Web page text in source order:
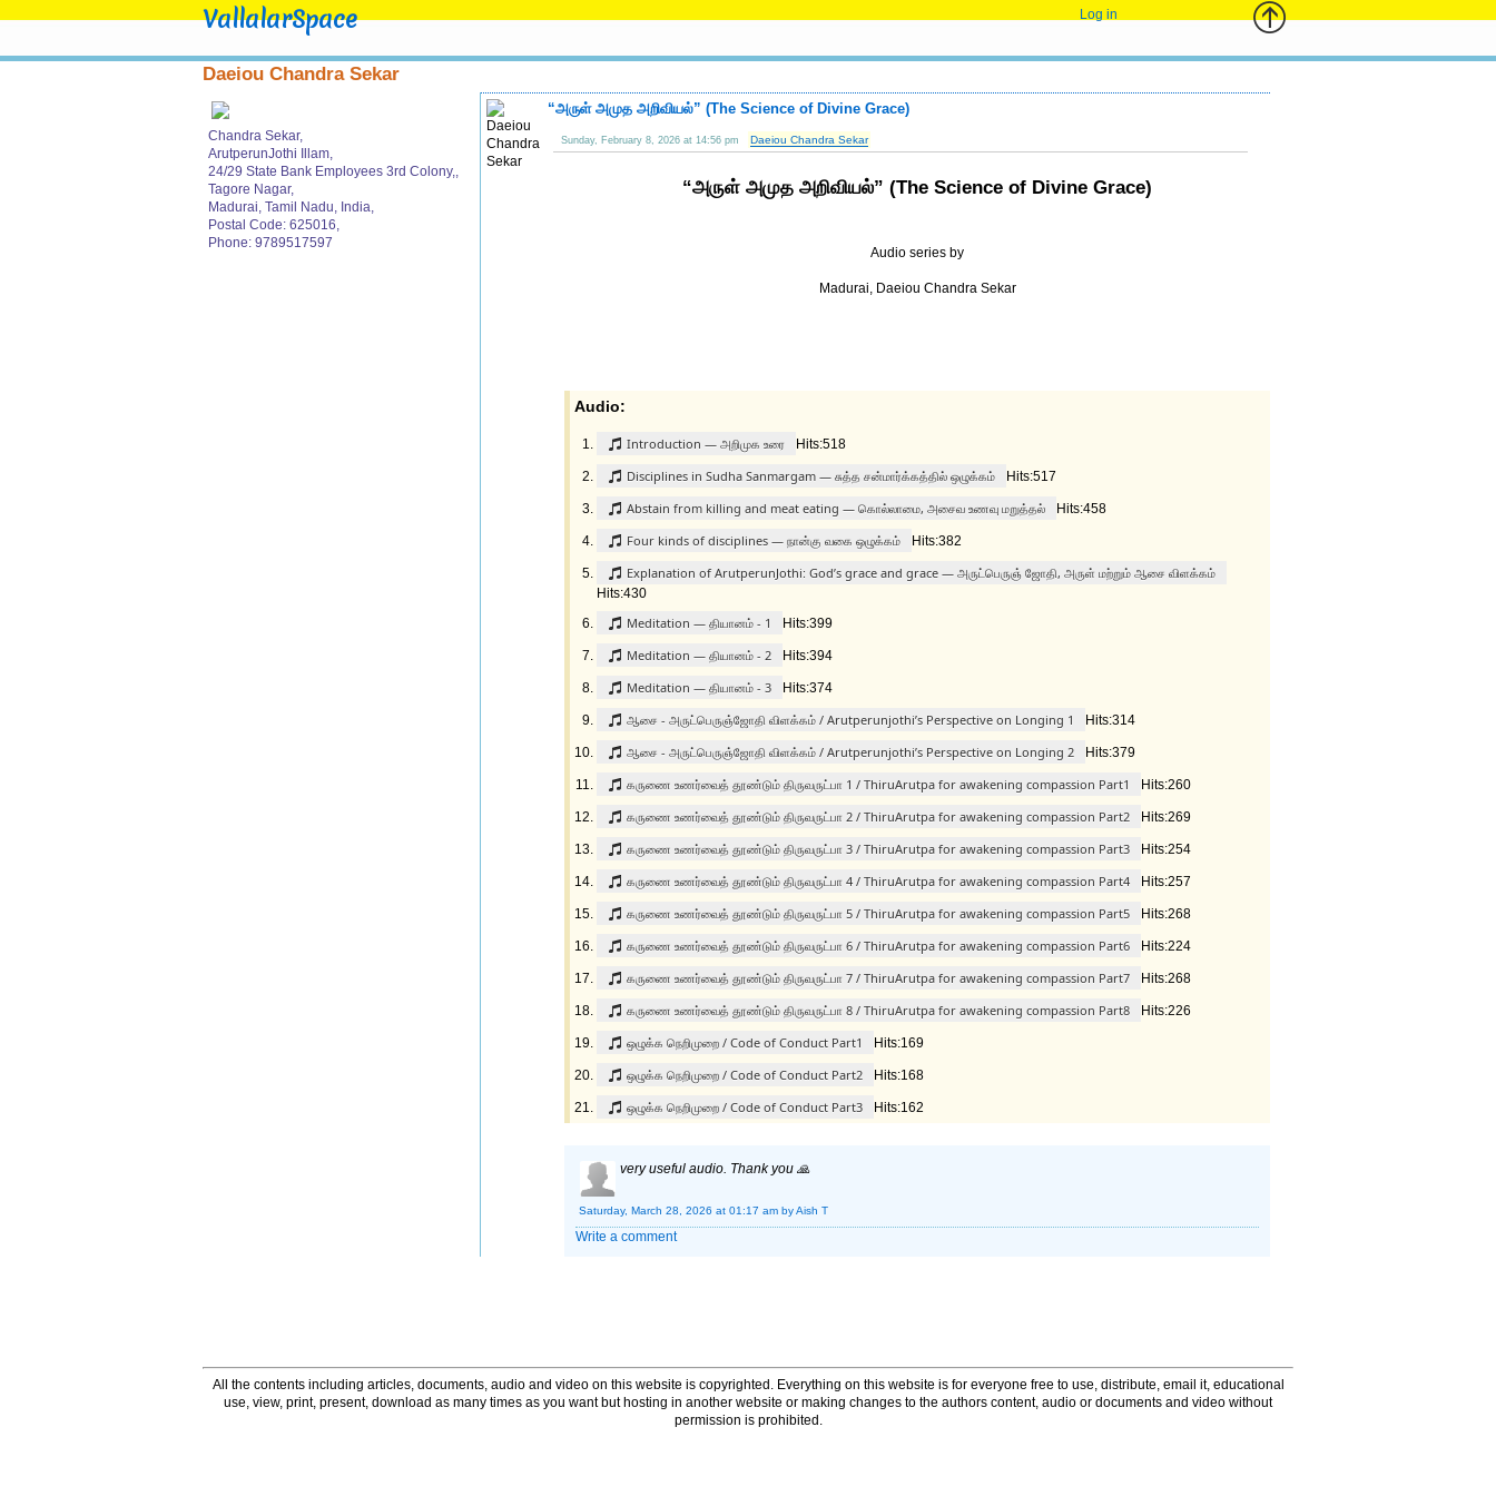
VallalarSpace Log in
Daeiou Chandra Sekar
Chandra Sekar,
ArutperunJothi Illam,
24/29 State Bank Employees 3rd Colony,,
Tagore Nagar,
Madurai, Tamil Nadu, India,
Postal Code: 625016,
Phone: 9789517597
“அருள் அமுத அறிவியல்” (The Science of Divine Grace)
Sunday, February 8, 2026 at 14:56 pm Daeiou Chandra Sekar
“அருள் அமுத அறிவியல்” (The Science of Divine Grace)
Audio series by
Madurai, Daeiou Chandra Sekar
Audio:
Introduction — அறிமுக உரை Hits:518
Disciplines in Sudha Sanmargam — சுத்த சன்மார்க்கத்தில் ஒழுக்கம் Hits:517
Abstain from killing and meat eating — கொல்லாமை, அசைவ உணவு மறுத்தல் Hits:458
Four kinds of disciplines — நான்கு வகை ஒழுக்கம் Hits:382
Explanation of ArutperunJothi: God’s grace and grace — அருட்பெருஞ் ஜோதி, அருள் மற்றும் ஆசை விளக்கம்
Hits:430
Meditation — தியானம் - 1 Hits:399
Meditation — தியானம் - 2 Hits:394
Meditation — தியானம் - 3 Hits:374
ஆசை - அருட்பெருஞ்ஜோதி விளக்கம் / Arutperunjothi’s Perspective on Longing 1 Hits:314
ஆசை - அருட்பெருஞ்ஜோதி விளக்கம் / Arutperunjothi’s Perspective on Longing 2 Hits:379
கருணை உணர்வைத் தூண்டும் திருவருட்பா 1 / ThiruArutpa for awakening compassion Part1 Hits:260
கருணை உணர்வைத் தூண்டும் திருவருட்பா 2 / ThiruArutpa for awakening compassion Part2 Hits:269
கருணை உணர்வைத் தூண்டும் திருவருட்பா 3 / ThiruArutpa for awakening compassion Part3 Hits:254
கருணை உணர்வைத் தூண்டும் திருவருட்பா 4 / ThiruArutpa for awakening compassion Part4 Hits:257
கருணை உணர்வைத் தூண்டும் திருவருட்பா 5 / ThiruArutpa for awakening compassion Part5 Hits:268
கருணை உணர்வைத் தூண்டும் திருவருட்பா 6 / ThiruArutpa for awakening compassion Part6 Hits:224
கருணை உணர்வைத் தூண்டும் திருவருட்பா 7 / ThiruArutpa for awakening compassion Part7 Hits:268
கருணை உணர்வைத் தூண்டும் திருவருட்பா 8 / ThiruArutpa for awakening compassion Part8 Hits:226
ஒழுக்க நெறிமுறை / Code of Conduct Part1 Hits:169
ஒழுக்க நெறிமுறை / Code of Conduct Part2 Hits:168
ஒழுக்க நெறிமுறை / Code of Conduct Part3 Hits:162
very useful audio. Thank you 🙏
Saturday, March 28, 2026 at 01:17 am by Aish T
Write a comment
All the contents including articles, documents, audio and video on this website is copyrighted. Everything on this website is for everyone free to use, distribute, email it, educational
use, view, print, present, download as many times as you want but hosting in another website or making changes to the authors content, audio or documents and video without
permission is prohibited.